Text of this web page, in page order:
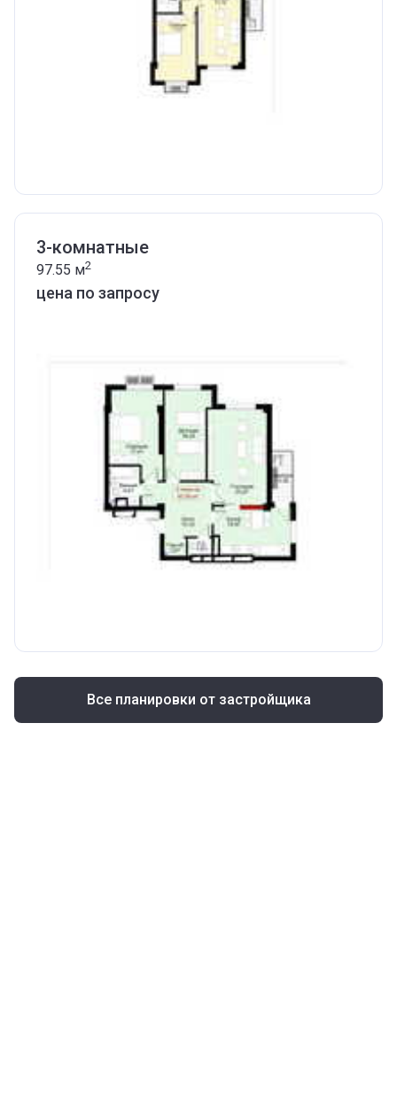
3-комнатные
97.55 м2
цена по запросу
Все планировки от застройщика